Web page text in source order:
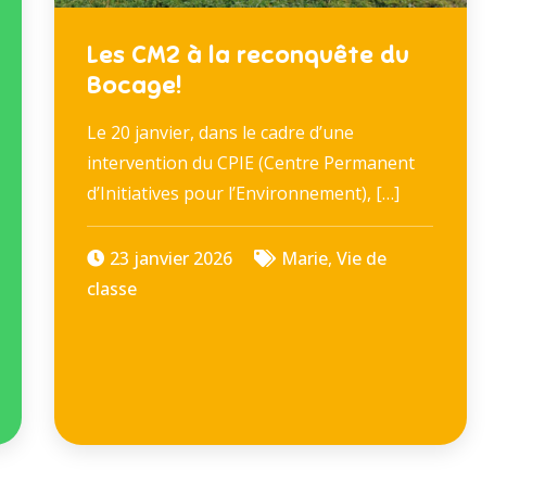
Les CM2 à la reconquête du
Bocage!
Le 20 janvier, dans le cadre d’une
intervention du CPIE (Centre Permanent
d’Initiatives pour l’Environnement), […]
23 janvier 2026 Marie, Vie de
classe